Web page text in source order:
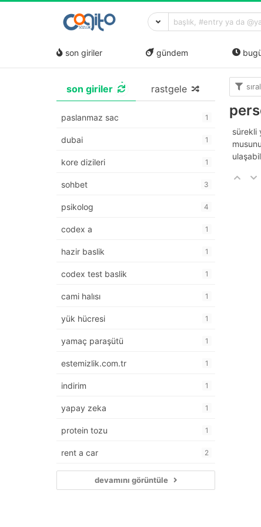
son giriler gündem
son giriler rastgele
paslanmaz sac 1
dubai 1
kore dizileri 1
sohbet 3
psikolog 4
codex a 1
hazir baslik 1
codex test baslik 1
cami halısı 1
yük hücresi 1
yamaç paraşütü 1
estemizlik.com.tr 1
indirim 1
yapay zeka 1
protein tozu 1
rent a car 2
devamını görüntüle
sürekli